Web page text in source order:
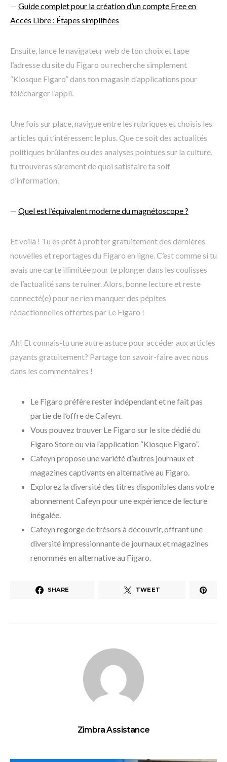
— Guide complet pour la création d’un compte Free en
Accès Libre : Étapes simplifiées
Ensuite, lance le navigateur web de ton choix et tape
l’adresse du site du Figaro ou recherche simplement
“Kiosque Figaro” dans ton magasin d’applications pour
télécharger l’appli.
Une fois sur place, navigue entre les rubriques et choisis les
articles qui t’intéressent le plus. Que ce soit des actualités
politiques brûlantes ou des analyses pointues sur la culture,
tu trouveras sûrement de quoi satisfaire ta soif
d’information.
— Quel est l’équivalent moderne du magnétoscope ?
Et voilà ! Tu es prêt à profiter gratuitement des dernières
nouvelles et reportages du Figaro en ligne. C’est comme si tu
avais une carte illimitée pour te plonger dans les coulisses
de l’actualité sans te ruiner. Alors, bonne lecture et reste
connecté(e) pour ne rien manquer des pépites
rédactionnelles offertes par Le Figaro !
Ah! Et connais-tu une autre astuce pour accéder aux articles
payants gratuitement? Partage ton savoir-faire avec nous
dans les commentaires !
Le Figaro préfère rester indépendant et ne fait pas
partie de l’offre de Cafeyn.
Vous pouvez trouver Le Figaro sur le site dédié du
Figaro Store ou via l’application “Kiosque Figaro”.
Cafeyn propose une variété d’autres journaux et
magazines captivants en alternative au Figaro.
Explorez la diversité des titres disponibles dans votre
abonnement Cafeyn pour une expérience de lecture
inégalée.
Cafeyn regorge de trésors à découvrir, offrant une
diversité impressionnante de journaux et magazines
renommés en alternative au Figaro.
SHARE TWEET
Zimbra Assistance